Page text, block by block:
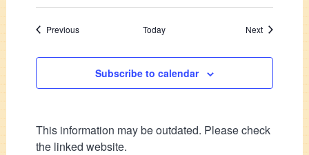
PreviousEvents Today NextEvents
Subscribe to calendar
This information may be outdated. Please check
the linked website.